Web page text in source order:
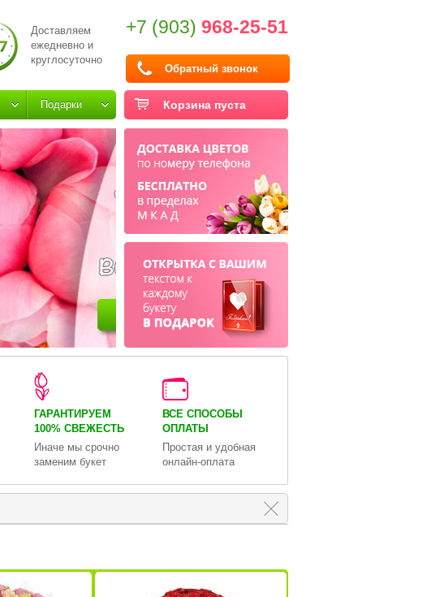
Доставляем
ежедневно и
круглосуточно
+7 (903) 968-25-51
Обратный звонок
Корзина пуста
Подарки
ГАРАНТИРУЕМ
100% СВЕЖЕСТЬ
Иначе мы срочно
заменим букет
ВСЕ СПОСОБЫ
ОПЛАТЫ
Простая и удобная
онлайн-оплата